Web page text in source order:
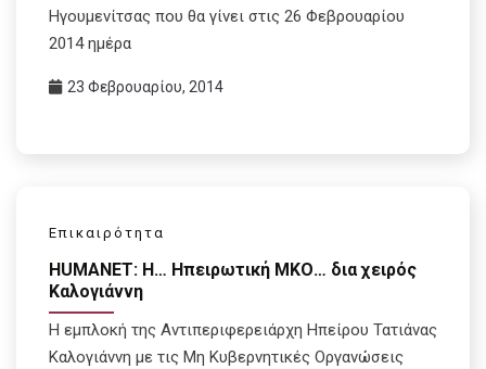
Ηγουμενίτσας που θα γίνει στις 26 Φεβρουαρίου
2014 ημέρα
23 Φεβρουαρίου, 2014
Επικαιρότητα
HUMANET: H… Ηπειρωτική ΜΚΟ… δια χειρός
Καλογιάννη
Η εμπλοκή της Αντιπεριφερειάρχη Ηπείρου Τατιάνας
Καλογιάννη με τις Μη Κυβερνητικές Οργανώσεις